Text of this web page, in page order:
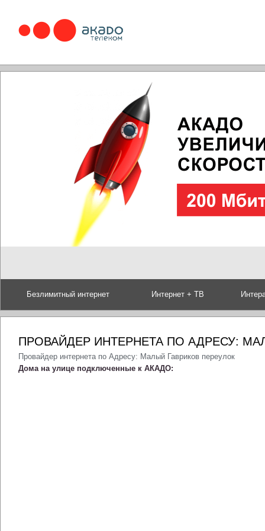
Безлимитный интернет Интернет + ТВ
ПРОВАЙДЕР ИНТЕРНЕТА ПО АДРЕСУ:
Провайдер интернета по Адресу: Малый Гавриков переулок
Дома на улице подключенные к АКАДО: